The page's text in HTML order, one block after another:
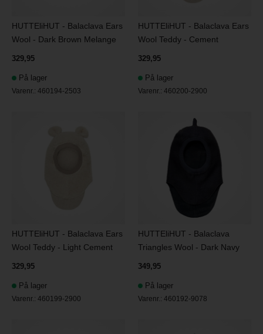
HUTTEliHUT - Balaclava Ears
Wool - Dark Brown Melange
329,95
På lager
Varenr.:460194-2503
HUTTEliHUT - Balaclava Ears
Wool Teddy - Cement
329,95
På lager
Varenr.:460200-2900
HUTTEliHUT - Balaclava Ears
Wool Teddy - Light Cement
329,95
På lager
Varenr.:460199-2900
HUTTEliHUT - Balaclava
Triangles Wool - Dark Navy
349,95
På lager
Varenr.:460192-9078